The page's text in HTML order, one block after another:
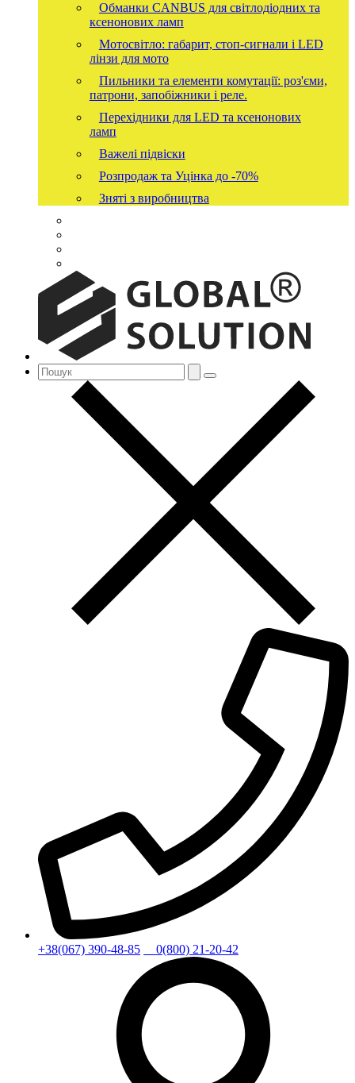
Обманки CANBUS для світлодіодних та
ксенонових ламп
Мотосвітло: габарит, стоп-сигнали і LED
лінзи для мото
Пильники та елементи комутації: роз'єми,
патрони, запобіжники і реле.
Перехідники для LED та ксенонових
ламп
Важелі підвіски
Розпродаж та Уцінка до -70%
Зняті з виробництва
+38(067) 390-48-85 0(800) 21-20-42